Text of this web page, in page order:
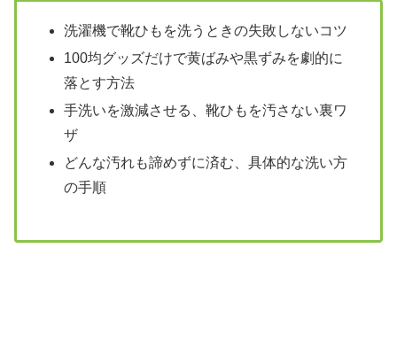
洗濯機で靴ひもを洗うときの失敗しないコツ
100均グッズだけで黄ばみや黒ずみを劇的に
落とす方法
手洗いを激減させる、靴ひもを汚さない裏ワ
ザ
どんな汚れも諦めずに済む、具体的な洗い方
の手順